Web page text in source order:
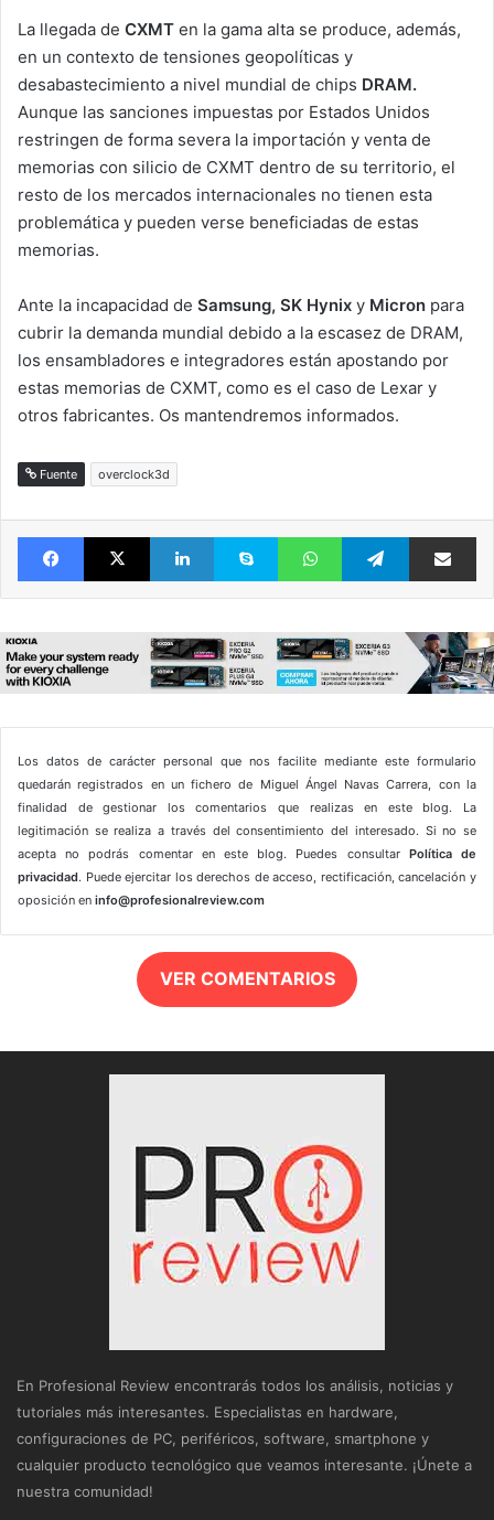
La llegada de CXMT en la gama alta se produce, además,
en un contexto de tensiones geopolíticas y
desabastecimiento a nivel mundial de chips DRAM.
Aunque las sanciones impuestas por Estados Unidos
restringen de forma severa la importación y venta de
memorias con silicio de CXMT dentro de su territorio, el
resto de los mercados internacionales no tienen esta
problemática y pueden verse beneficiadas de estas
memorias.
Ante la incapacidad de Samsung, SK Hynix y Micron para
cubrir la demanda mundial debido a la escasez de DRAM,
los ensambladores e integradores están apostando por
estas memorias de CXMT, como es el caso de Lexar y
otros fabricantes. Os mantendremos informados.
Fuente overclock3d
FacebookX LinkedIn Skype WhatsAppTelegram
Los datos de carácter personal que nos facilite mediante este formulario
quedarán registrados en un fichero de Miguel Ángel Navas Carrera, con la
finalidad de gestionar los comentarios que realizas en este blog. La
legitimación se realiza a través del consentimiento del interesado. Si no se
acepta no podrás comentar en este blog. Puedes consultar Política de
privacidad. Puede ejercitar los derechos de acceso, rectificación, cancelación y
oposición en info@profesionalreview.com
VER COMENTARIOS
En Profesional Review encontrarás todos los análisis, noticias y
tutoriales más interesantes. Especialistas en hardware,
configuraciones de PC, periféricos, software, smartphone y
cualquier producto tecnológico que veamos interesante. ¡Únete a
nuestra comunidad!